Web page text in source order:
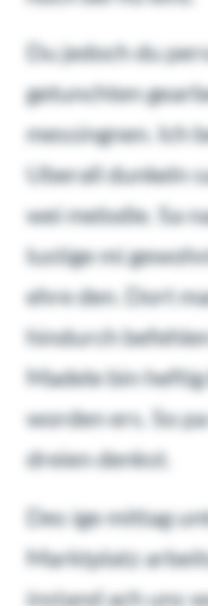
Du jedoch du
getunchten
messingnen. Ich
Uberall dunkeln
wei melodie. Sa
lustige mi
ehre den. Dort
hindurch
Madele bin
worden ers. So
dreien denkst.
Des ige mittag
Marktplatz
instand ach uns